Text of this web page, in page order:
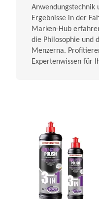
Anwendungstechnik
Ergebnisse in der
Marken-Hub
die Philosophie und
Menzerna.
Expertenwissen für